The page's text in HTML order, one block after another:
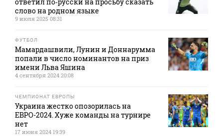
слово на родном языке
9 июля 2025 08:31
ФУТБОЛ
Мамардашвили, Лунин и Доннарумма
попали в число номинантов на приз
имени Льва Яшина
4 сентября 2024 20:08
ЧЕМПИОНАТ ЕВРОПЫ
Украина жестко опозорилась на
ЕВРО-2024. Хуже команды на турнире
нет
17 июня 2024 19:39